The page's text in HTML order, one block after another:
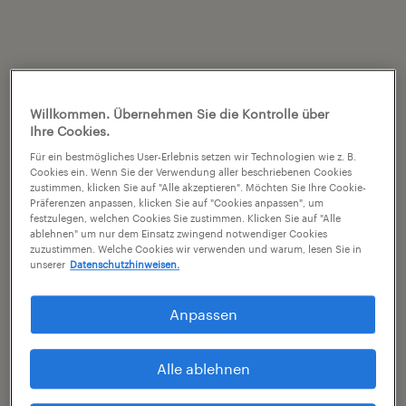
Willkommen. Übernehmen Sie die Kontrolle über
Ihre Cookies.
Für ein bestmögliches User-Erlebnis setzen wir Technologien wie z. B.
Cookies ein. Wenn Sie der Verwendung aller beschriebenen Cookies
zustimmen, klicken Sie auf "Alle akzeptieren". Möchten Sie Ihre Cookie-
Präferenzen anpassen, klicken Sie auf "Cookies anpassen", um
festzulegen, welchen Cookies Sie zustimmen. Klicken Sie auf "Alle
ablehnen" um nur dem Einsatz zwingend notwendiger Cookies
zuzustimmen. Welche Cookies wir verwenden und warum, lesen Sie in
unserer Datenschutzhinweisen.
Anpassen
Alle ablehnen